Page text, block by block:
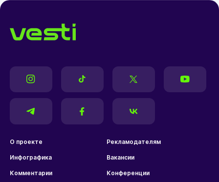
О проекте Рекламодателям
Инфографика Вакансии
Комментарии Конференции